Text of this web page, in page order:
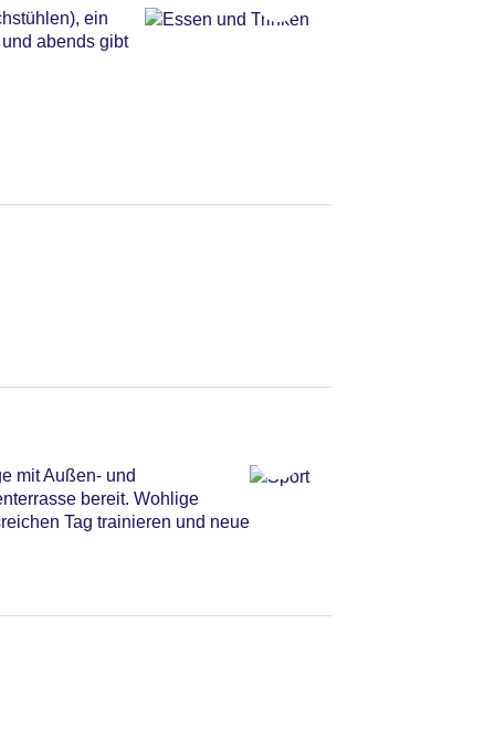
ein
abends gibt
mit Außen- und
bereit. Wohlige
Tag trainieren und neue